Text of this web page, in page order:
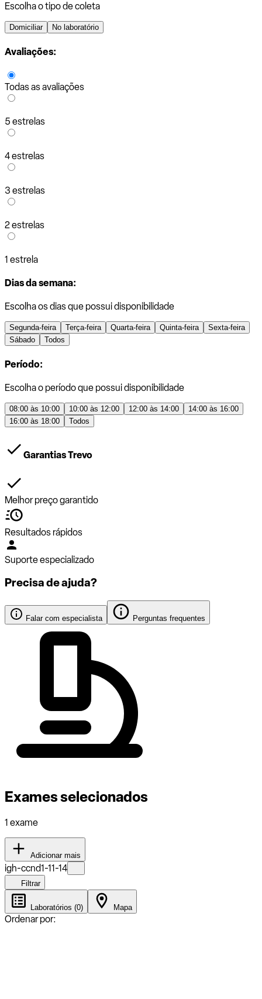
Escolha o tipo de coleta
Domiciliar No laboratório
Avaliações:
Todas as avaliações
5 estrelas
4 estrelas
3 estrelas
2 estrelas
1 estrela
Dias da semana:
Escolha os dias que possui disponibilidade
Segunda-feira Terça-feira Quarta-feira Quinta-feira
Sexta-feira
Sábado
Todos
Período:
Escolha o período que possui disponibilidade
08:00 às 10:00 10:00 às 12:00 12:00 às 14:00
14:00 às 16:00
16:00 às 18:00
Todos
Garantias Trevo
Melhor preço garantido
Resultados rápidos
Suporte especializado
Precisa de ajuda?
Falar com especialista Perguntas frequentes
Exames selecionados
1 exame
Adicionar mais
igh-ccnd1-11-14
Filtrar
Laboratórios (0) Mapa
Ordenar por: